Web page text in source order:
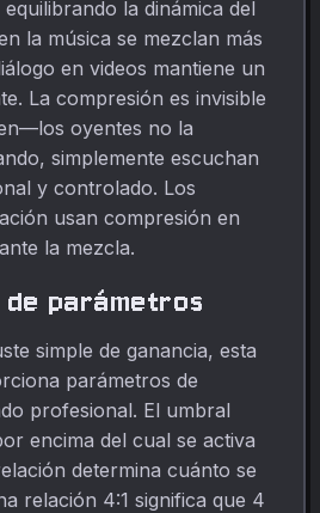
la dinámica del
la música se mezclan más
en videos mantiene un
La compresión es invisible
oyentes no la
simplemente escuchan
y controlado. Los
usan compresión en
la mezcla.
parámetros
simple de ganancia, esta
parámetros de
profesional. El umbral
encima del cual se activa
determina cuánto se
relación 4:1 significa que 4